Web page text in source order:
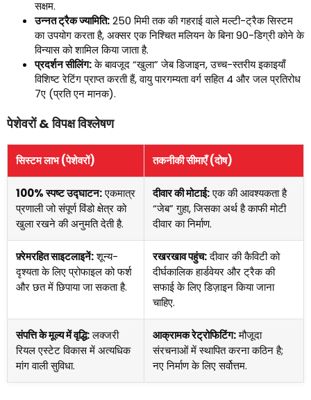
सक्षम.
उन्नत ट्रैक ज्यामिति:250 मिमी तक की गहराई वाले मल्टी-ट्रैक सिस्टम
का उपयोग करता है, अक्सर एक निश्चित मलियन के बिना 90-डिग्री कोने के
विन्यास को शामिल किया जाता है.
प्रदर्शन सीलिंग:के बावजूद “खुला” जेब डिजाइन, उच्च-स्तरीय इकाइयाँ
विशिष्ट रेटिंग प्राप्त करती हैं, वायु पारगम्यता वर्ग सहित 4 और जल प्रतिरोध
7ए (प्रति एन मानक).
पेशेवरों & विपक्ष विश्लेषण
सिस्टम लाभ (पेशेवरों) तकनीकी सीमाएँ (दोष)
100% स्पष्ट उद्घाटन:एकमात्र
प्रणाली जो संपूर्ण विंडो क्षेत्र को
खुला रखने की अनुमति देती है.
दीवार की मोटाई:एक की आवश्यकता है
“जेब” गुहा, जिसका अर्थ है काफी मोटी
दीवार का निर्माण.
फ़्रेमरहित साइटलाइनें:शून्य-
दृश्यता के लिए प्रोफाइल को फर्श
और छत में छिपाया जा सकता है.
रखरखाव पहुंच:दीवार की कैविटी को
दीर्घकालिक हार्डवेयर और ट्रैक की
सफाई के लिए डिज़ाइन किया जाना
चाहिए.
संपत्ति के मूल्य में वृद्धि:लक्जरी
रियल एस्टेट विकास में अत्यधिक
मांग वाली सुविधा.
आक्रामक रेट्रोफिटिंग:मौजूदा
संरचनाओं में स्थापित करना कठिन है;
नए निर्माण के लिए सर्वोत्तम.